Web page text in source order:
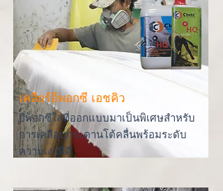
เคลียร์อีพอกซี เอชคิว
อีพ็อกซีใสที่ออกแบบมาเป็นพิเศษสำหรับ
การเคลือบกระดานโต้คลื่นพร้อมระดับ
ความเงาที่ดี